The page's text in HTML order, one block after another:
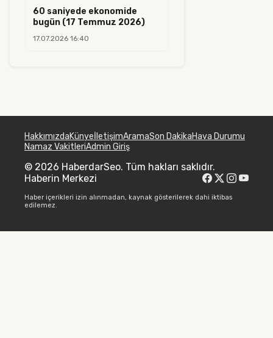
60 saniyede ekonomide
bugün (17 Temmuz 2026)
17.07.2026 16:40
HakkımızdaKünyeİletişimAramaSon DakikaHava Durumu
Namaz VakitleriAdmin Giriş
© 2026 HaberdarSeo. Tüm hakları saklıdır.
Haberin Merkezi
Haber içerikleri izin alınmadan, kaynak gösterilerek dahi iktibas
edilemez.